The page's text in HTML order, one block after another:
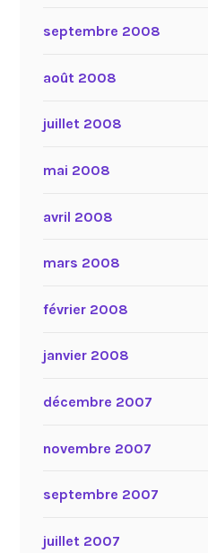
septembre 2008
août 2008
juillet 2008
mai 2008
avril 2008
mars 2008
février 2008
janvier 2008
décembre 2007
novembre 2007
septembre 2007
juillet 2007